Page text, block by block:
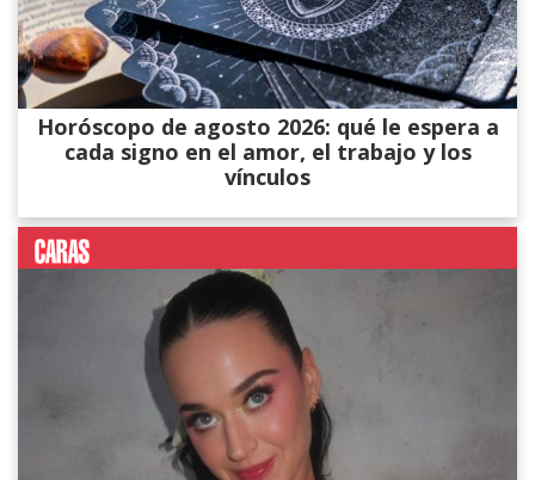
Horóscopo de agosto 2026: qué le espera a
cada signo en el amor, el trabajo y los
vínculos